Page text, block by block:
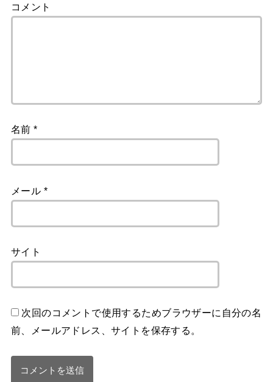
コメント
名前*
メール *
サイト
次回のコメントで使用するためブラウザーに自分の名
前、メールアドレス、サイトを保存する。